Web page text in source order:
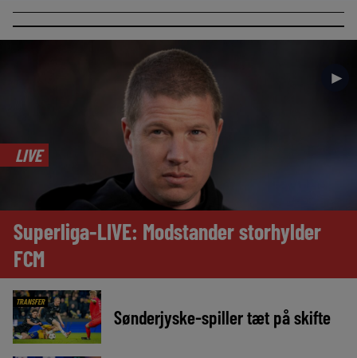
►
LIVE
Superliga-LIVE: Modstander storhylder
FCM
TRANSFER
Sønderjyske-spiller tæt på skifte